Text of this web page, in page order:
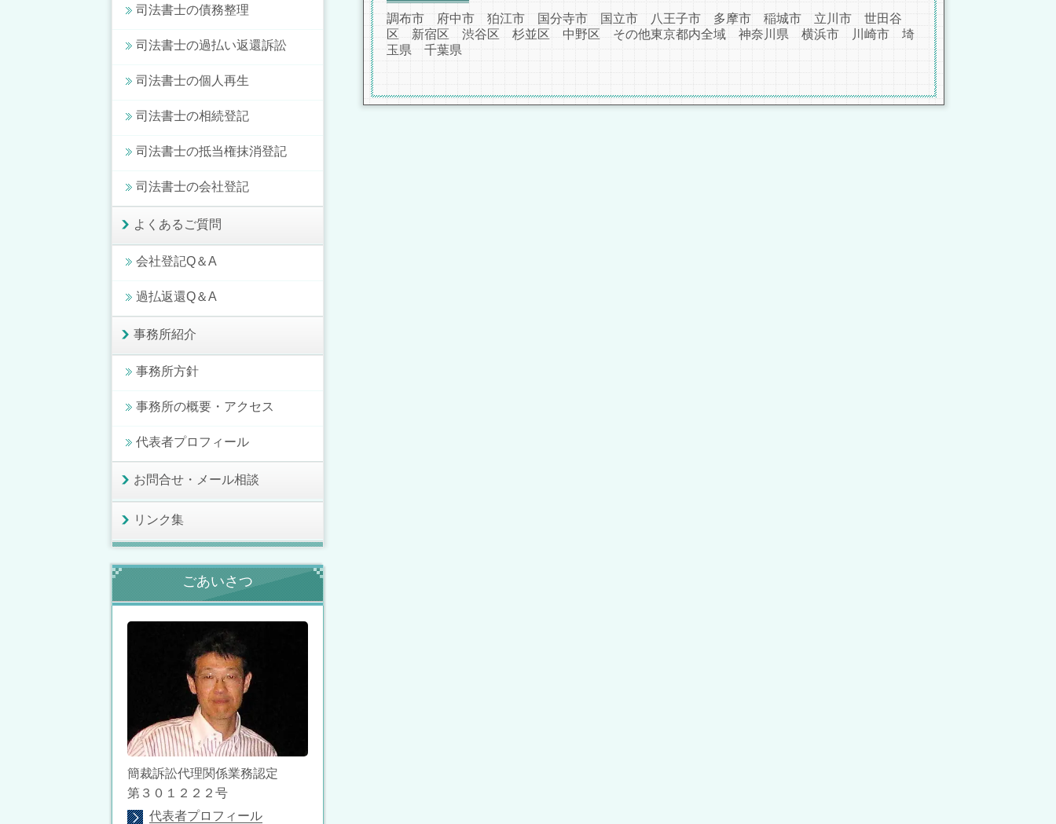
調布市 府中市 狛江市 国分寺市 国立市 八王子市 多摩市 稲城市 立川市 世田谷
区 新宿区 渋谷区 杉並区 中野区 その他東京都内全域 神奈川県 横浜市 川崎市 埼
玉県 千葉県
司法書士の債務整理
司法書士の過払い返還訴訟
司法書士の個人再生
司法書士の相続登記
司法書士の抵当権抹消登記
司法書士の会社登記
よくあるご質問
会社登記Q＆A
過払返還Q＆A
事務所紹介
事務所方針
事務所の概要・アクセス
代表者プロフィール
お問合せ・メール相談
リンク集
ごあいさつ
簡裁訴訟代理関係業務認定
第３０１２２２号
代表者プロフィール